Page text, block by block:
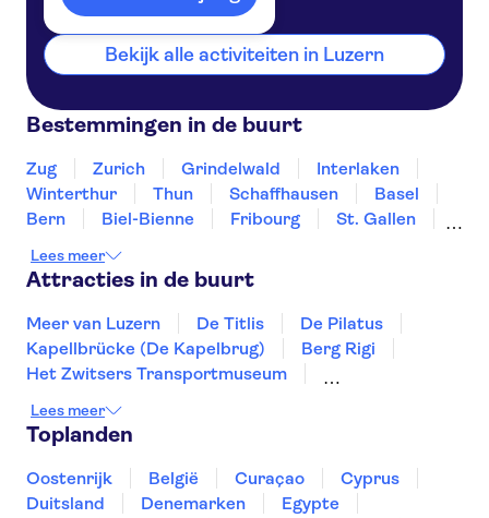
Bekijk alle activiteiten in Luzern
Bestemmingen in de buurt
Zug Zurich Grindelwald
Interlaken
Winterthur
Thun Schaffhausen
Basel
Bern
Biel-Bienne Fribourg
St. Gallen
Lees meer
Attracties in de buurt
Meer van Luzern De Titlis
De Pilatus
Kapellbrücke (De Kapelbrug)
Berg Rigi
Het Zwitsers Transportmuseum
Trips vanaf Genève
Het Meer van Brienz
Lees meer
Toplanden
Oostenrijk België Curaçao
Cyprus
Duitsland
Denemarken
Egypte